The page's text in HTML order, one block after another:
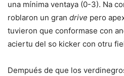
una mínima ventaya (0-3). Na
roblaron un gran drive pero
tuvieron que conformase con
aciertu del so kicker con otru
Dempués de que los